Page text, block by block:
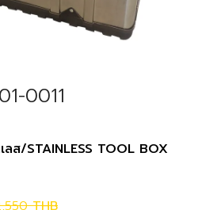
0011
ส/STAINLESS TOOL BOX